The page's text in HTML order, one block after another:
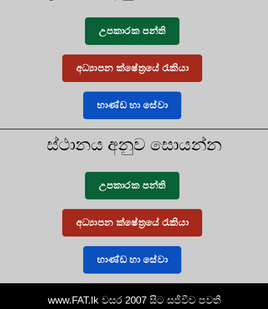
උපකාරක පන්ති
අධ්‍යාපන ක්ෂේත්‍රයේ රැකියා
භාණ්ඩ හා සේවා
ස්ථානය අනුව සොයන්න
උපකාරක පන්ති
අධ්‍යාපන ක්ෂේත්‍රයේ රැකියා
භාණ්ඩ හා සේවා
www.FAT.lk වසර 2007 සිට සජීවීව පවතී